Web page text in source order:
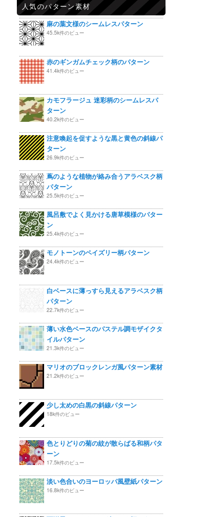
人気のパターン素材
麻の葉文様のシームレスパターン
45.5k件のビュー
赤のギンガムチェック柄のパターン
41.4k件のビュー
カモフラージュ 迷彩柄のシームレスパ
ターン
40.2k件のビュー
注意喚起を促すような黒と黄色の斜線パ
ターン
26.9k件のビュー
蔦のような植物が絡み合うアラベスク柄
パターン
25.5k件のビュー
風呂敷でよく見かける唐草模様のパター
ン
25.4k件のビュー
モノトーンのペイズリー柄パターン
24.4k件のビュー
白ベースに薄っすら見えるアラベスク柄
パターン
22.7k件のビュー
薄い水色ベースのパステル調モザイクタ
イルパターン
21.3k件のビュー
マリオのブロックレンガ風パターン素材
21.2k件のビュー
少し太めの白黒の斜線パターン
18k件のビュー
色とりどりの菊の紋が散らばる和柄パタ
ーン
17.5k件のビュー
淡い色合いのヨーロッパ風壁紙パターン
16.8k件のビュー